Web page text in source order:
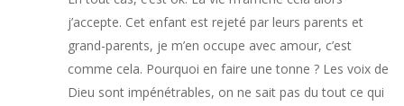
j’accepte. Cet enfant est rejeté par leurs parents et
grand-parents, je m’en occupe avec amour, c’est
comme cela. Pourquoi en faire une tonne ? Les voix de
Dieu sont impénétrables, on ne sait pas du tout ce qui